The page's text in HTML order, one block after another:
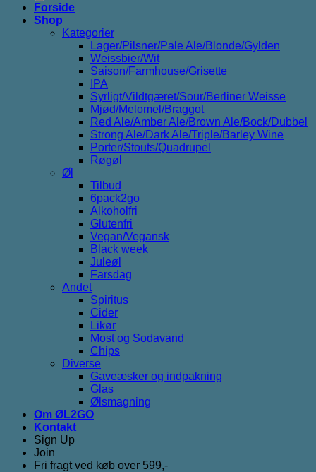
Forside
Shop
Kategorier
Lager/Pilsner/Pale Ale/Blonde/Gylden
Weissbier/Wit
Saison/Farmhouse/Grisette
IPA
Syrligt/Vildtgæret/Sour/Berliner Weisse
Mjød/Melomel/Braggot
Red Ale/Amber Ale/Brown Ale/Bock/Dubbel
Strong Ale/Dark Ale/Triple/Barley Wine
Porter/Stouts/Quadrupel
Røgøl
Øl
Tilbud
6pack2go
Alkoholfri
Glutenfri
Vegan/Vegansk
Black week
Juleøl
Farsdag
Andet
Spiritus
Cider
Likør
Most og Sodavand
Chips
Diverse
Gaveæsker og indpakning
Glas
Ølsmagning
Om ØL2GO
Kontakt
Sign Up
Join
Fri fragt ved køb over 599,-